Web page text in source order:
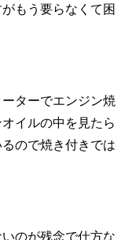
もう要らなくて困
ターでエンジン焼
イルの中を見たら
ので焼き付きでは
のが残念で仕方な